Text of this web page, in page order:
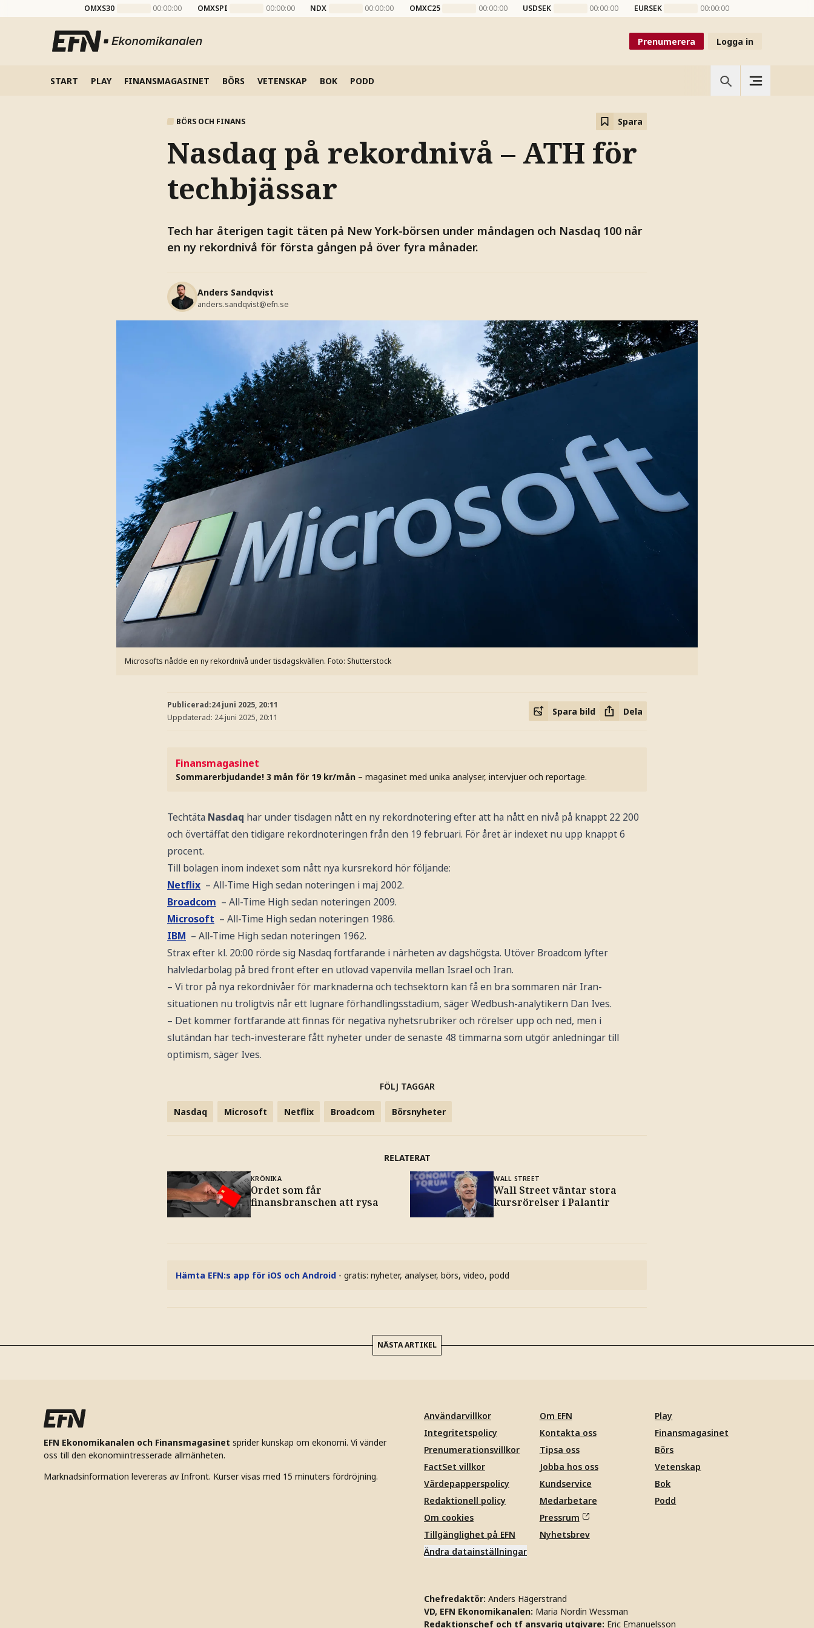
OMXS30 00:00:00 OMXSPI 00:00:00 NDX 00:00:00 OMXC25 00:00:00 USDSEK 00:00:00 EURSEK 00:00:00
Prenumerera Logga in
START PLAY FINANSMAGASINET BÖRS VETENSKAP BOK PODD
BÖRS OCH FINANS Spara
Nasdaq på rekordnivå – ATH för
techbjässar
Tech har återigen tagit täten på New York-börsen under måndagen och Nasdaq 100 når
en ny rekordnivå för första gången på över fyra månader.
Anders Sandqvist
anders.sandqvist@efn.se
Microsofts nådde en ny rekordnivå under tisdagskvällen. Foto: Shutterstock
Publicerad:24 juni 2025, 20:11
Uppdaterad: 24 juni 2025, 20:11
Spara bild Dela
Finansmagasinet
Sommarerbjudande! 3 mån för 19 kr/mån – magasinet med unika analyser, intervjuer och reportage.
Techtäta Nasdaq har under tisdagen nått en ny rekordnotering efter att ha nått en nivå på knappt 22 200
och övertäffat den tidigare rekordnoteringen från den 19 februari. För året är indexet nu upp knappt 6
procent.
Till bolagen inom indexet som nått nya kursrekord hör följande:
Netflix – All-Time High sedan noteringen i maj 2002.
Broadcom – All-Time High sedan noteringen 2009.
Microsoft – All-Time High sedan noteringen 1986.
IBM – All-Time High sedan noteringen 1962.
Strax efter kl. 20:00 rörde sig Nasdaq fortfarande i närheten av dagshögsta. Utöver Broadcom lyfter
halvledarbolag på bred front efter en utlovad vapenvila mellan Israel och Iran.
– Vi tror på nya rekordnivåer för marknaderna och techsektorn kan få en bra sommaren när Iran-
situationen nu troligtvis når ett lugnare förhandlingsstadium, säger Wedbush-analytikern Dan Ives.
– Det kommer fortfarande att finnas för negativa nyhetsrubriker och rörelser upp och ned, men i
slutändan har tech-investerare fått nyheter under de senaste 48 timmarna som utgör anledningar till
optimism, säger Ives.
FÖLJ TAGGAR
Nasdaq Microsoft Netflix Broadcom Börsnyheter
RELATERAT
KRÖNIKA
Ordet som får
finansbranschen att rysa
WALL STREET
Wall Street väntar stora
kursrörelser i Palantir
Hämta EFN:s app för iOS och Android - gratis: nyheter, analyser, börs, video, podd
NÄSTA ARTIKEL
EFN Ekonomikanalen och Finansmagasinet sprider kunskap om ekonomi. Vi vänder
oss till den ekonomiintresserade allmänheten.
Marknadsinformation levereras av Infront. Kurser visas med 15 minuters fördröjning.
Användarvillkor
Integritetspolicy
Prenumerationsvillkor
FactSet villkor
Värdepapperspolicy
Redaktionell policy
Om cookies
Tillgänglighet på EFN
Ändra datainställningar
Om EFN
Kontakta oss
Tipsa oss
Jobba hos oss
Kundservice
Medarbetare
Pressrum
Nyhetsbrev
Play
Finansmagasinet
Börs
Vetenskap
Bok
Podd
Chefredaktör: Anders Hägerstrand
VD, EFN Ekonomikanalen: Maria Nordin Wessman
Redaktionschef och tf ansvarig utgivare: Eric Emanuelsson